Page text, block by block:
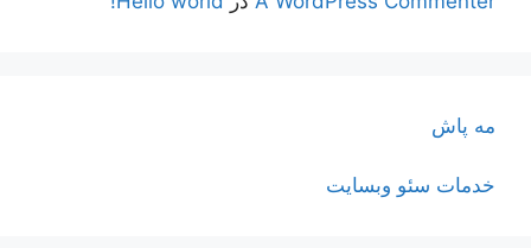
مه پاش
خدمات سئو وبسایت